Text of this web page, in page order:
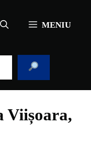
MENIU
Viișoara,